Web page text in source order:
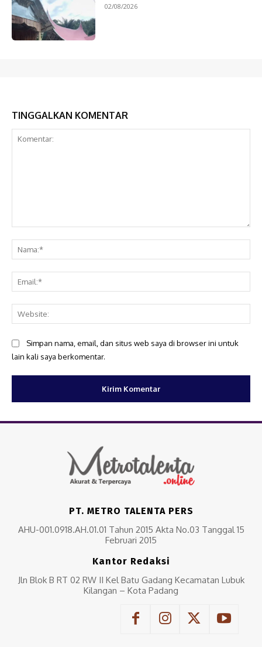
02/08/2026
TINGGALKAN KOMENTAR
Simpan nama, email, dan situs web saya di browser ini untuk
lain kali saya berkomentar.
PT. METRO TALENTA PERS
AHU-001.0918.AH.01.01 Tahun 2015 Akta No.03 Tanggal 15
Februari 2015
Kantor Redaksi
Jln Blok B RT 02 RW II Kel Batu Gadang Kecamatan Lubuk
Kilangan – Kota Padang